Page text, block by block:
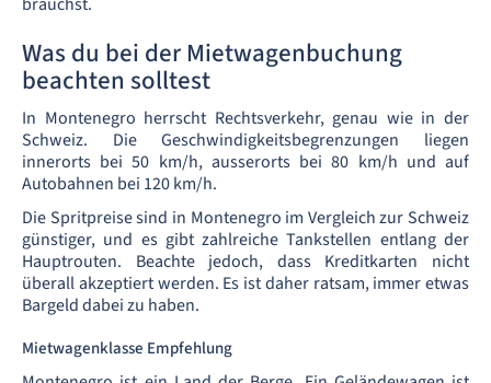
Was du bei der Mietwagenbuchung
beachten solltest
In Montenegro herrscht Rechtsverkehr, genau wie in der
Schweiz. Die Geschwindigkeitsbegrenzungen liegen
innerorts bei 50 km/h, ausserorts bei 80 km/h und auf
Autobahnen bei 120 km/h.
Die Spritpreise sind in Montenegro im Vergleich zur Schweiz
günstiger, und es gibt zahlreiche Tankstellen entlang der
Hauptrouten. Beachte jedoch, dass Kreditkarten nicht
überall akzeptiert werden. Es ist daher ratsam, immer etwas
Bargeld dabei zu haben.
Mietwagenklasse Empfehlung